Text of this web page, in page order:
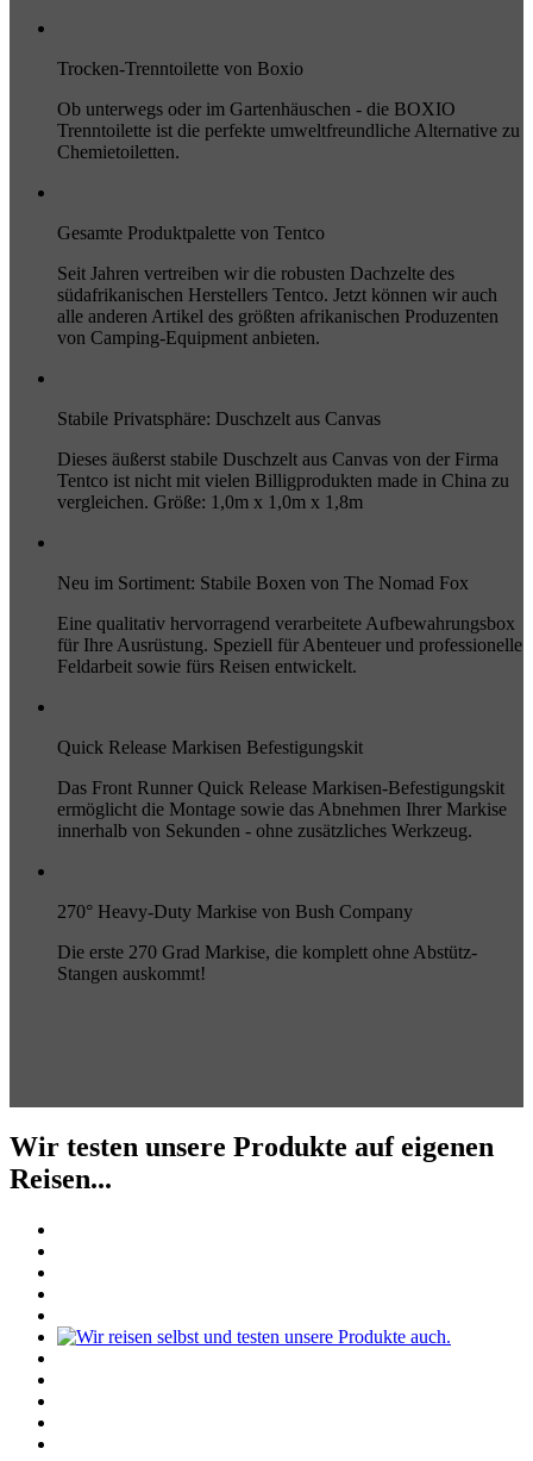
Trocken-Trenntoilette von Boxio
Ob unterwegs oder im Gartenhäuschen - die BOXIO
Trenntoilette ist die perfekte umweltfreundliche Alternative zu
Chemietoiletten.
Gesamte Produktpalette von Tentco
Seit Jahren vertreiben wir die robusten Dachzelte des
südafrikanischen Herstellers Tentco. Jetzt können wir auch
alle anderen Artikel des größten afrikanischen Produzenten
von Camping-Equipment anbieten.
Stabile Privatsphäre: Duschzelt aus Canvas
Dieses äußerst stabile Duschzelt aus Canvas von der Firma
Tentco ist nicht mit vielen Billigprodukten made in China zu
vergleichen. Größe: 1,0m x 1,0m x 1,8m
Neu im Sortiment: Stabile Boxen von The Nomad Fox
Eine qualitativ hervorragend verarbeitete Aufbewahrungsbox
für Ihre Ausrüstung. Speziell für Abenteuer und professionelle
Feldarbeit sowie fürs Reisen entwickelt.
Quick Release Markisen Befestigungskit
Das Front Runner Quick Release Markisen-Befestigungskit
ermöglicht die Montage sowie das Abnehmen Ihrer Markise
innerhalb von Sekunden - ohne zusätzliches Werkzeug.
270° Heavy-Duty Markise von Bush Company
Die erste 270 Grad Markise, die komplett ohne Abstütz-
Stangen auskommt!
Wir testen unsere Produkte auf eigenen
Reisen...